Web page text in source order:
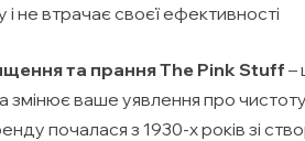
не втрачає своєї ефективності
та прання The Pink Stuff –
змінює ваше уявлення про
почалася з 1930-х років зі